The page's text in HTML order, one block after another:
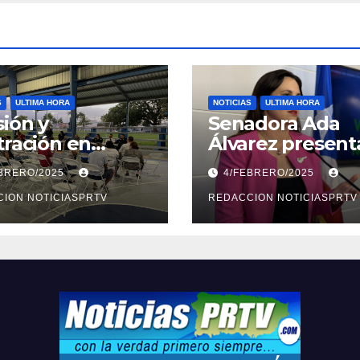
ULTIMA HORA
y
en
sobre
en
2025
NOTICIASPRTV
NOTICIAS ULTIMA HORA
Senadora Ada
Álvarez
medidas ante la
violencia en el
noviazgo
4/FEBRERO/2025
REDACCION NOTICIASPRTV